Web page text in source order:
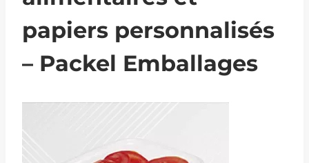
papiers personnalisés
– Packel Emballages